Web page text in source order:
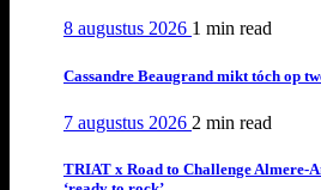
8 augustus 2026 1 min read
Cassandre Beaugrand mikt tóch op
7 augustus 2026 2 min read
TRIAT x Road to Challenge Almere-